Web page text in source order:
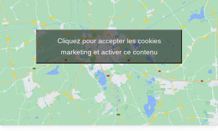
Cliquez pour accepter les cookies
marketing et activer ce contenu